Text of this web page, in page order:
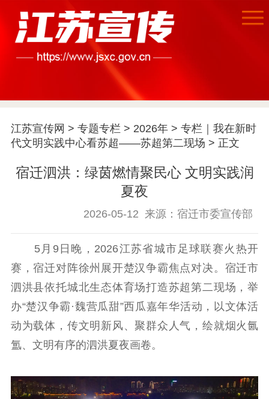
公示公告
通知公告 信息公开制度
信息公开指南
信息公开年度报
告
政策法规
工作动态
理论武装
江苏宣传网 > 专题专栏 > 2026年> 专栏｜我在新时
代文明实践中心看苏超——苏超第二现场 > 正文
宿迁泗洪：绿茵燃情聚民心 文明实践润
夏夜
2026-05-12 来源：宿迁市委宣传部
5月9日晚，2026江苏省城市足球联赛火热开
赛，宿迁对阵徐州展开楚汉争霸焦点对决。宿迁市
泗洪县依托城北生态体育场打造苏超第二现场，举
办“楚汉争霸·魏营瓜甜”西瓜嘉年华活动，以文体活
动为载体，传文明新风、聚群众人气，绘就烟火氤
氲、文明有序的泗洪夏夜画卷。